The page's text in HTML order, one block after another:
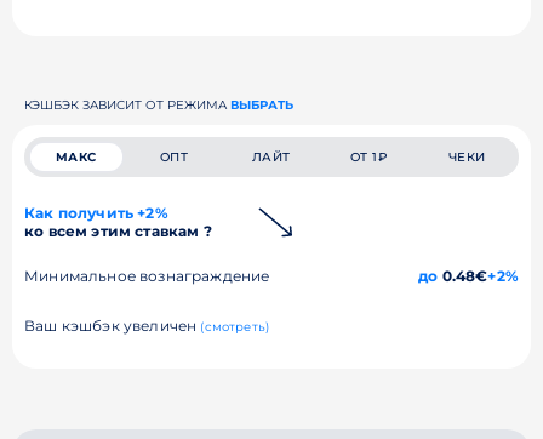
КЭШБЭК ЗАВИСИТ ОТ РЕЖИМА ВЫБРАТЬ
МАКС ОПТ ЛАЙТ ОТ 1₽ ЧЕКИ
Как получить +2%
ко всем этим ставкам ?
Минимальное вознаграждение до 0.48€+2%
Ваш кэшбэк увеличен (смотреть)